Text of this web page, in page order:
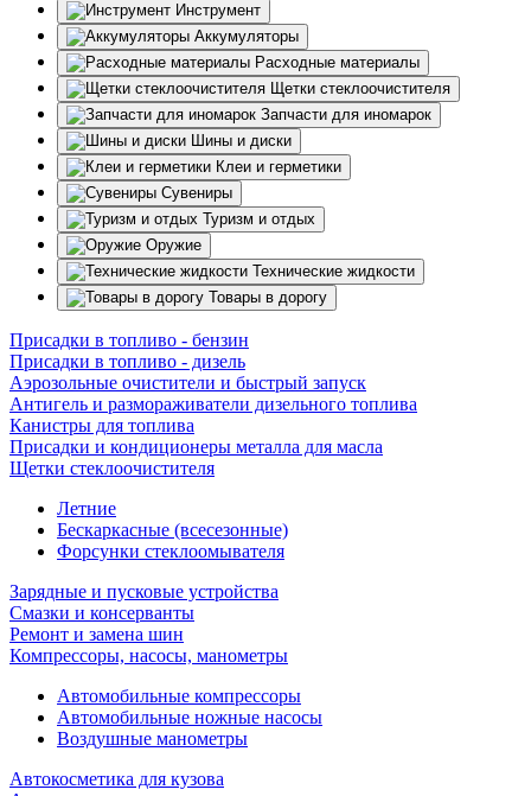
Инструмент
Аккумуляторы
Расходные материалы
Щетки стеклоочистителя
Запчасти для иномарок
Шины и диски
Клеи и герметики
Сувениры
Туризм и отдых
Оружие
Технические жидкости
Товары в дорогу
Присадки в топливо - бензин
Присадки в топливо - дизель
Аэрозольные очистители и быстрый запуск
Антигель и размораживатели дизельного топлива
Канистры для топлива
Присадки и кондиционеры металла для масла
Щетки стеклоочистителя
Летние
Бескаркасные (всесезонные)
Форсунки стеклоомывателя
Зарядные и пусковые устройства
Смазки и консерванты
Ремонт и замена шин
Компрессоры, насосы, манометры
Автомобильные компрессоры
Автомобильные ножные насосы
Воздушные манометры
Автокосметика для кузова